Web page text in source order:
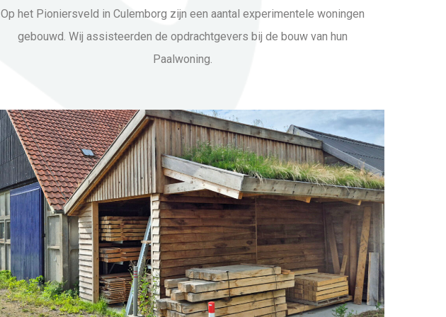
Op het Pioniersveld in Culemborg zijn een aantal experimentele woningen
gebouwd. Wij assisteerden de opdrachtgevers bij de bouw van hun
Paalwoning.